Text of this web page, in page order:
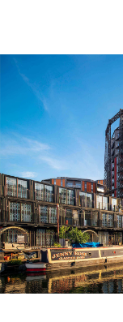
首页
我们
博客与
照片库